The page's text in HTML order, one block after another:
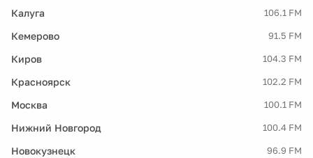
Калуга 106.1 FM
Кемерово 91.5 FM
Киров 104.3 FM
Красноярск 102.2 FM
Москва 100.1 FM
Нижний Новгород 100.4 FM
Новокузнецк 96.9 FM